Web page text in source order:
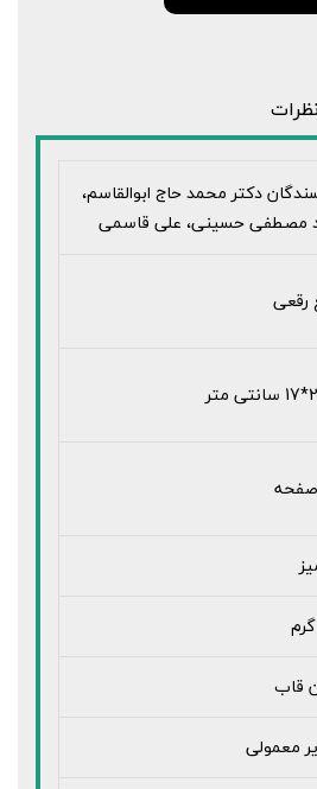
نظرات
دکتر محمد حاج ابوالقاسم،
مصطفی حسینی، علی قاسمی
رقعی
قاب
معمولی